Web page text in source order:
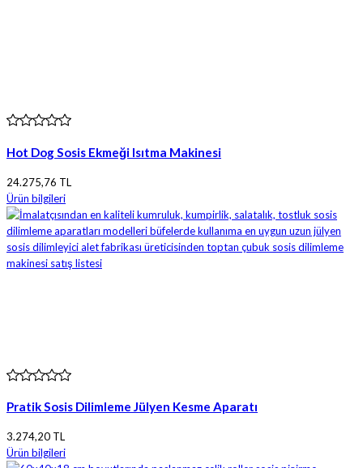
Hot Dog Sosis Ekmeği Isıtma Makinesi
24.275,76 TL
Ürün bilgileri
Pratik Sosis Dilimleme Jülyen Kesme Aparatı
3.274,20 TL
Ürün bilgileri